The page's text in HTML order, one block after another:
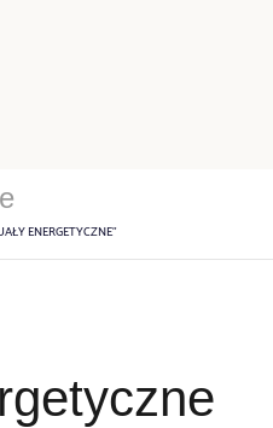
ENERGETYCZNE”